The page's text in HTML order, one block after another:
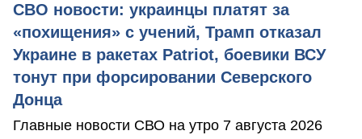
СВО новости: украинцы платят за
«похищения» с учений, Трамп отказал
Украине в ракетах Patriot, боевики ВСУ
тонут при форсировании Северского
Донца
Главные новости СВО на утро 7 августа 2026